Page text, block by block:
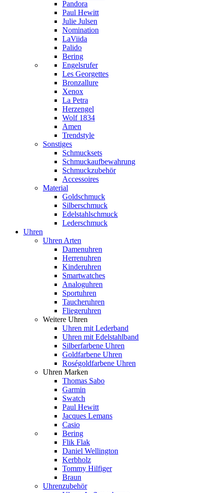
Pandora
Paul Hewitt
Julie Julsen
Nomination
LaViida
Palido
Bering
Engelsrufer
Les Georgettes
Bronzallure
Xenox
La Petra
Herzengel
Wolf 1834
Amen
Trendstyle
Sonstiges
Schmucksets
Schmuckaufbewahrung
Schmuckzubehör
Accessoires
Material
Goldschmuck
Silberschmuck
Edelstahlschmuck
Lederschmuck
Uhren
Uhren Arten
Damenuhren
Herrenuhren
Kinderuhren
Smartwatches
Analoguhren
Sportuhren
Taucheruhren
Fliegeruhren
Weitere Uhren
Uhren mit Lederband
Uhren mit Edelstahlband
Silberfarbene Uhren
Goldfarbene Uhren
Roségoldfarbene Uhren
Uhren Marken
Thomas Sabo
Garmin
Swatch
Paul Hewitt
Jacques Lemans
Casio
Bering
Flik Flak
Daniel Wellington
Kerbholz
Tommy Hilfiger
Braun
Uhrenzubehör